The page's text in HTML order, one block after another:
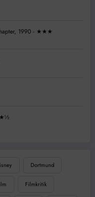
1990 - ★★★
Dortmund
Filmkritik